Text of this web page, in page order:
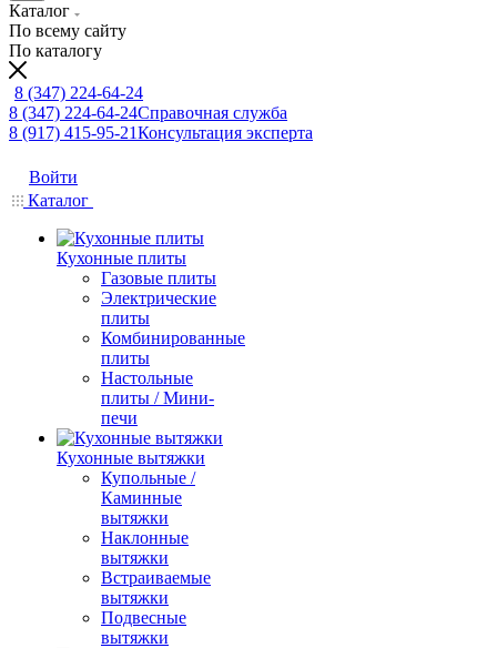
Каталог
По всему сайту
По каталогу
8 (347) 224-64-24
8 (347) 224-64-24Справочная служба
8 (917) 415-95-21Консультация эксперта
Войти
Каталог
Кухонные плиты
Газовые плиты
Электрические
плиты
Комбинированные
плиты
Настольные
плиты / Мини-
печи
Кухонные вытяжки
Купольные /
Каминные
вытяжки
Наклонные
вытяжки
Встраиваемые
вытяжки
Подвесные
вытяжки